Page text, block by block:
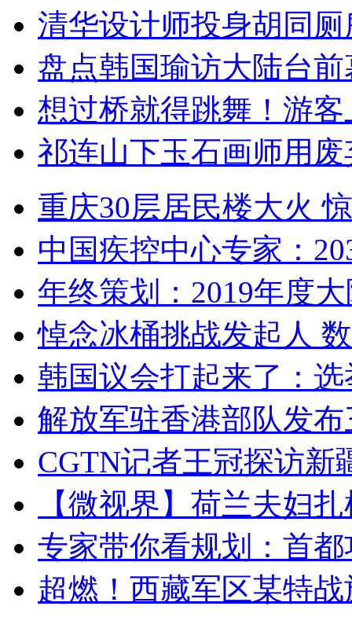
清华设计师投身胡同
盘点韩国瑜访大陆台
想过桥就得跳舞！游客
祁连山下玉石画师用
重庆30层居民楼大火
中国疾控中心专家：
年终策划：2019年度
悼念冰桶挑战发起人
韩国议会打起来了：
解放军驻香港部队发
CGTN记者王冠探访新
【微视界】荷兰夫妇
专家带你看规划：首
超燃！西藏军区某特